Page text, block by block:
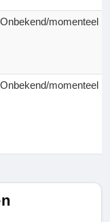
Onbekend/momenteel
Onbekend/momenteel